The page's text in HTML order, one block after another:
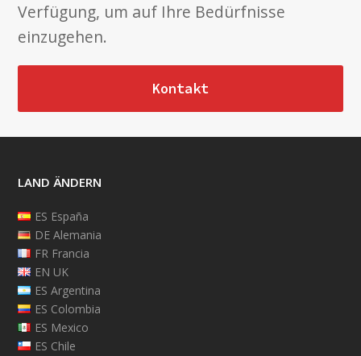
Verfügung, um auf Ihre Bedürfnisse
einzugehen.
Kontakt
LAND ÄNDERN
ES España
DE Alemania
FR Francia
EN UK
ES Argentina
ES Colombia
ES Mexico
ES Chile